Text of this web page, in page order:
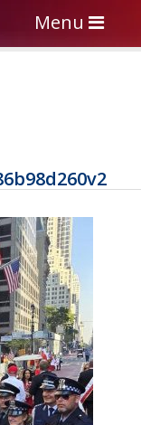
Toggle
navigation
Menu